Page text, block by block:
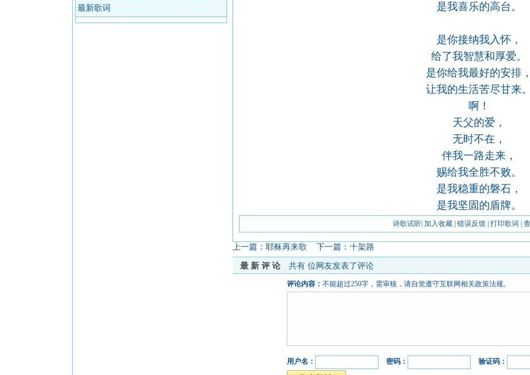
最新歌词
是我喜乐的高台。
是你接纳我入怀，
给了我智慧和厚爱。
是你给我最好的安排
让我的生活苦尽甘来
啊！
天父的爱，
无时不在，
伴我一路走来，
赐给我全胜不败。
是我稳重的磐石，
是我坚固的盾牌。
诗歌试听| 加入收藏 错误反馈| 打印歌词
上一篇： 耶稣再来歌 下一篇： 十架路
最新评论 共有 位网友发表了评论
评论内容： 不能超过250字，需审核，请自觉遵守互联网相关政策法规。
用户名： 密码： 验证码：